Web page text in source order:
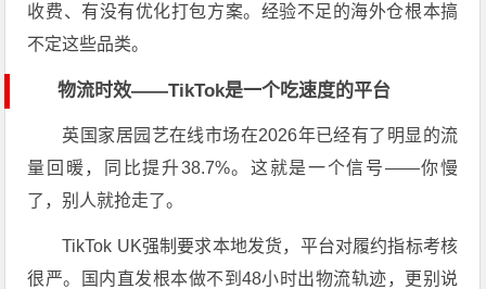
收费、有没有优化打包方案。经验不足的海外仓根本搞
不定这些品类。
物流时效——TikTok是一个吃速度的平台
英国家居园艺在线市场在2026年已经有了明显的流
量回暖，同比提升38.7%。这就是一个信号——你慢
了，别人就抢走了。
TikTok UK强制要求本地发货，平台对履约指标考核
很严。国内直发根本做不到48小时出物流轨迹，更别说